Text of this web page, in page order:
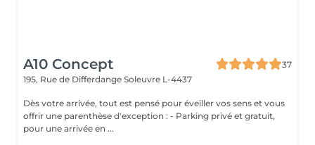
A10 Concept
37
195, Rue de Differdange Soleuvre L-4437
Dès votre arrivée, tout est pensé pour éveiller vos sens et vous
offrir une parenthèse d'exception : - Parking privé et gratuit,
pour une arrivée en ...